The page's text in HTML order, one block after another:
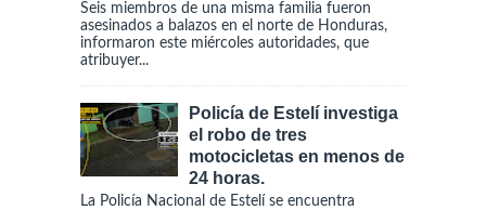
Seis miembros de una misma familia fueron
asesinados a balazos en el norte de Honduras,
informaron este miércoles autoridades, que
atribuyer...
Policía de Estelí investiga
el robo de tres
motocicletas en menos de
24 horas.
La Policía Nacional de Estelí se encuentra